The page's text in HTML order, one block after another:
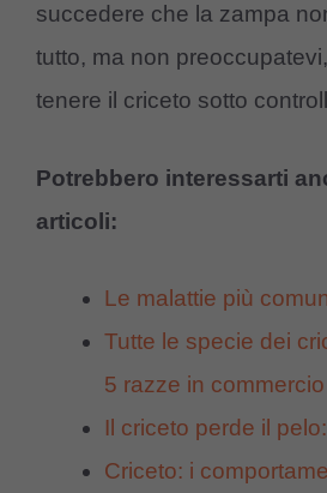
succedere che la zampa
tutto, ma non
tenere il criceto sotto
Potrebbero interessarti
articoli:
Le malattie più
Tutte le specie dei
5 razze in commercio
Il criceto perde il
Criceto: i